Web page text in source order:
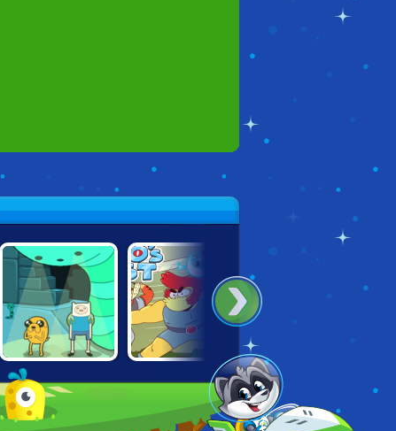
ADVENTURE
TIME: BREAK THE
WORM
THUNDERCATS
ROAR: LION-O'S
QUEST
ARCHERO: THE
LONE ARCHER